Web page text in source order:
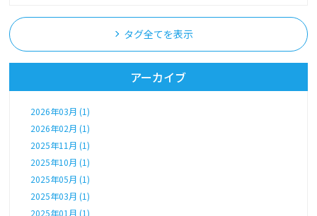
タグ全てを表示
アーカイブ
2026年03月 (1)
2026年02月 (1)
2025年11月 (1)
2025年10月 (1)
2025年05月 (1)
2025年03月 (1)
2025年01月 (1)